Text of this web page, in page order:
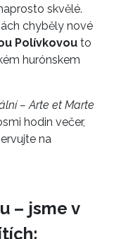
skvělé.
chyběly nové
Polívkovou to
hurónskem
– Arte et Marte
hodin večer,
na
– jsme v